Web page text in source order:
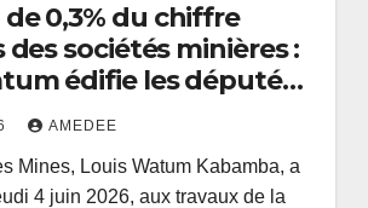
0,3% du chiffre
des sociétés minières :
édifie les députés
la Commission
durable de
nationale
AMEDEE
Mines, Louis Watum Kabamba, a
4 juin 2026, aux travaux de la